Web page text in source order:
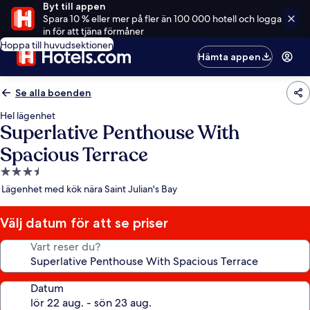
Byt till appen
Spara 10 % eller mer på fler än 100 000 hotell och logga
in för att tjäna förmåner
Hoppa till huvudsektionen
Hämta appen
Se alla boenden
Hel lägenhet
Superlative Penthouse With
Spacious Terrace
3.5-
stjärnigt
Lägenhet med kök nära Saint Julian's Bay
Välj datum för att se priser
Vart reser du?
Datum